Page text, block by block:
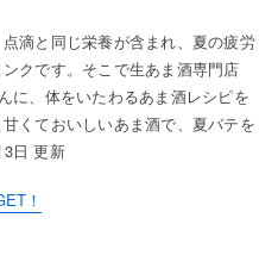
滴と同じ栄養が含まれ、夏の疲労
クです。そこで生あま酒専門店
に、体をいたわるあま酒レシピを
くておいしいあま酒で、夏バテを
3日 更新
！